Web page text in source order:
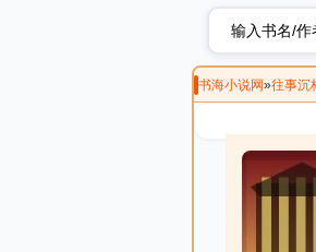
书海小说网»往事沉